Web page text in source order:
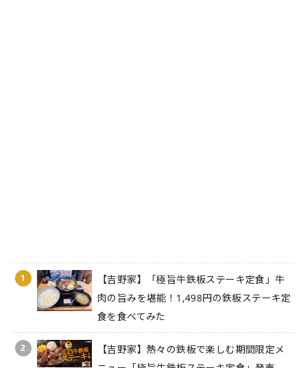
1
【吉野家】「極旨牛鉄板ステーキ定食」牛
肉の旨みを堪能！1,498円の鉄板ステーキ定
食を食べてみた
2
【吉野家】熱々の鉄板で楽しむ期間限定メ